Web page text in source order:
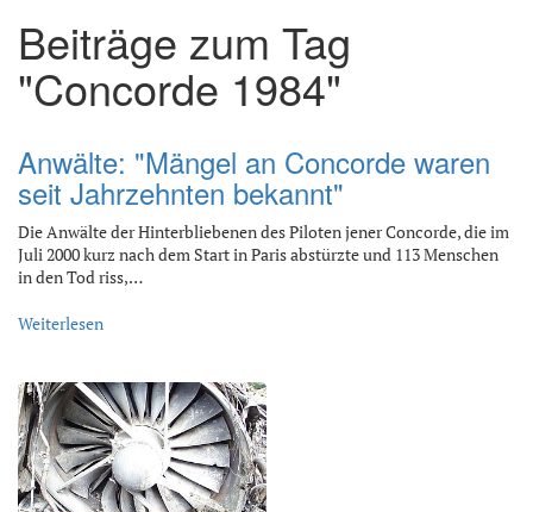
Beiträge zum Tag
"Concorde 1984"
Anwälte: "Mängel an Concorde waren
seit Jahrzehnten bekannt"
Die Anwälte der Hinterbliebenen des Piloten jener Concorde, die im
Juli 2000 kurz nach dem Start in Paris abstürzte und 113 Menschen
in den Tod riss,…
Weiterlesen